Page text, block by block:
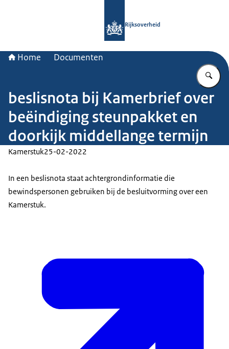
Rijksoverheid
Home Documenten
beslisnota bij Kamerbrief over
beëindiging steunpakket en
doorkijk middellange termijn
Kamerstuk25-02-2022
In een beslisnota staat achtergrondinformatie die
bewindspersonen gebruiken bij de besluitvorming over een
Kamerstuk.